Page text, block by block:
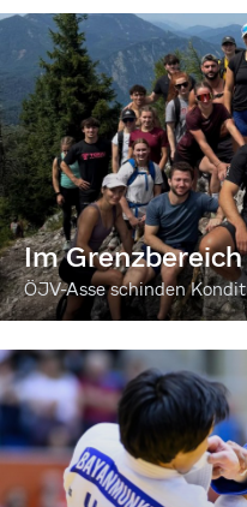
Im Grenzbereich
ÖJV-Asse schinden